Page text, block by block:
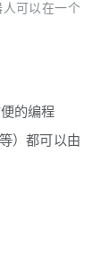
可以在一个
的编程
）都可以由